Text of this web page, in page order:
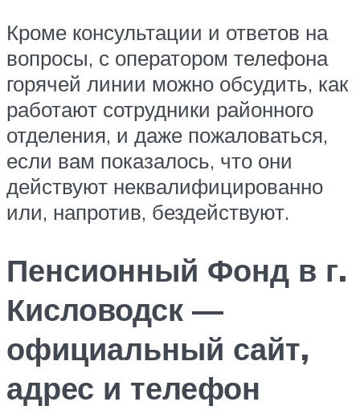
Кроме консультации и ответов на
вопросы, с оператором телефона
горячей линии можно обсудить, как
работают сотрудники районного
отделения, и даже пожаловаться,
если вам показалось, что они
действуют неквалифицированно
или, напротив, бездействуют.
Пенсионный Фонд в г.
Кисловодск —
официальный сайт,
адрес и телефон